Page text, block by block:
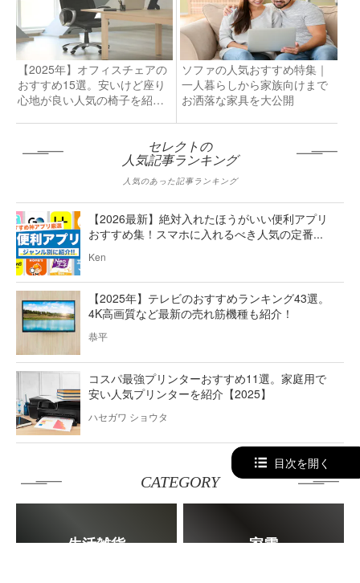
【2025年】オフィスチェアの
おすすめ15選。安いけど座り
心地が良い人気の椅子を紹
ソファの人気おすすめ特集｜
一人暮らしから家族向けまで
お洒落な家具を大公開
セレクトの
人気記事ランキング
人気のあった記事ランキング
【2026最新】絶対入れたほうがいい便利アプリ
おすすめ集！スマホに入れるべき人気の定番...
Ken
【2025年】テレビのおすすめランキング43選。
4K高画質など最新の売れ筋機種も紹介！
恭平
コスパ最強プリンターおすすめ11選。家庭用で
安い人気プリンターを紹介【2025】
ハセガワ ショウタ
CATEGORY
生活雑貨 家電
目次を開く